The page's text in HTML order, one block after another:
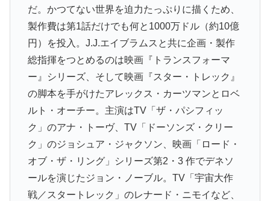
だ。かつてない世界を迫力たっぷりに描くため、
製作費は第1話だけでも何と1000万ドル（約10億
円）を投入。J.J.エイブラムスと共に企画・製作
総指揮をつとめるのは映画『トランスフォーマ
ー』シリーズ、そして映画『スター・トレック』
の脚本を手がけたアレックス・カーツマンとロベ
ルト・オーチー。主演はTV「ザ・パシフィッ
ク」のアナ・トーヴ、TV「ドーソンズ・クリー
ク」のジョシュア・ジャクソン、映画「ロード・
オブ・ザ・リング」シリーズ第2・3 作でデネソ
ールを演じたジョン・ノーブル。TV「宇宙大作
戦／スタートレック」のレナード・ニモイなど、